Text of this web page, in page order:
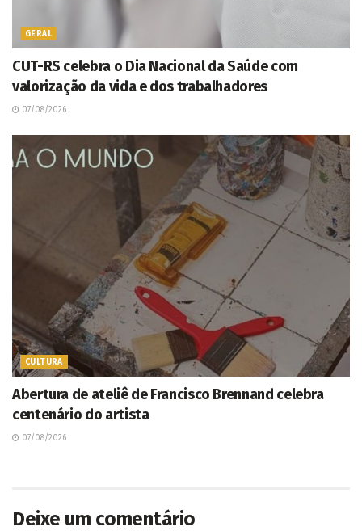
GERAL
CUT-RS celebra o Dia Nacional da Saúde com
valorização da vida e dos trabalhadores
07/08/2026
CULTURA
Abertura de ateliê de Francisco Brennand celebra
centenário do artista
07/08/2026
Deixe um comentário